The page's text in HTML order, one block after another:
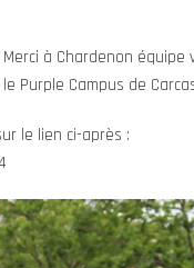
à Chardenon équipe
Purple Campus de
le lien ci-après :